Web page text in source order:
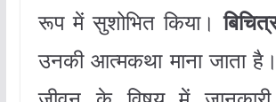
रूप में सुशोभित किया।
उनकी आत्मकथा माना जाता